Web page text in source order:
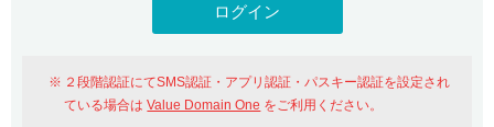
おすすめ One レンタルサーバーを含む最新の機能を使う方
２段階認証にてSMS認証・アプリ認証・パスキー認証を設定され
ている場合はValue Domain One をご利用ください。